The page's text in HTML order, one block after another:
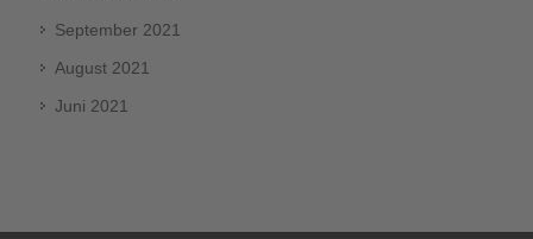
September 2021
August 2021
Juni 2021